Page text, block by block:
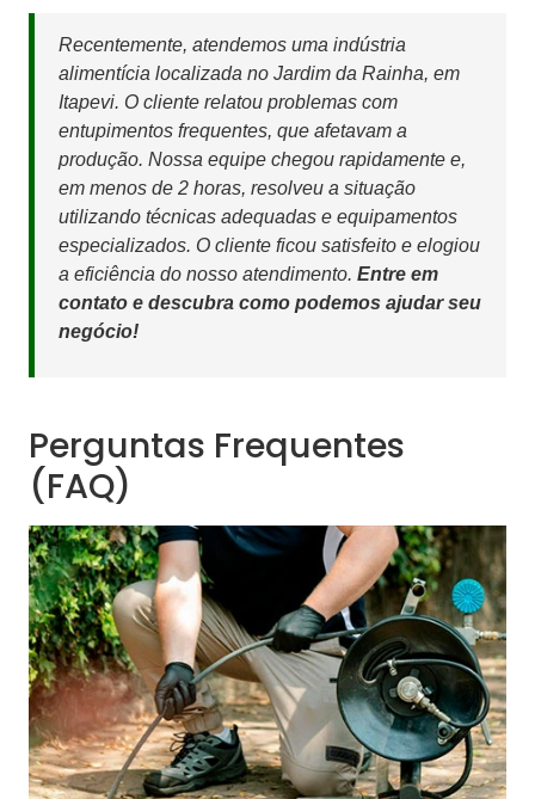
Recentemente, atendemos uma indústria
alimentícia localizada no Jardim da Rainha, em
Itapevi. O cliente relatou problemas com
entupimentos frequentes, que afetavam a
produção. Nossa equipe chegou rapidamente e,
em menos de 2 horas, resolveu a situação
utilizando técnicas adequadas e equipamentos
especializados. O cliente ficou satisfeito e elogiou
a eficiência do nosso atendimento. Entre em
contato e descubra como podemos ajudar seu
negócio!
Perguntas Frequentes
(FAQ)